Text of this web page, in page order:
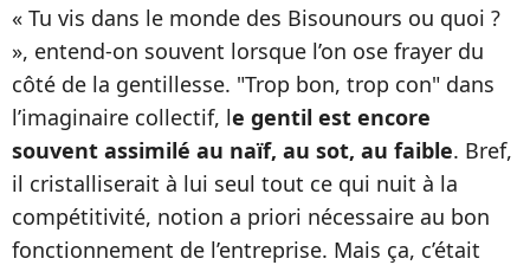
« Tu vis dans le monde des Bisounours ou quoi ?
», entend-on souvent lorsque l’on ose frayer du
côté de la gentillesse. "Trop bon, trop con" dans
l’imaginaire collectif, le gentil est encore
souvent assimilé au naïf, au sot, au faible. Bref,
il cristalliserait à lui seul tout ce qui nuit à la
compétitivité, notion a priori nécessaire au bon
fonctionnement de l’entreprise. Mais ça, c’était